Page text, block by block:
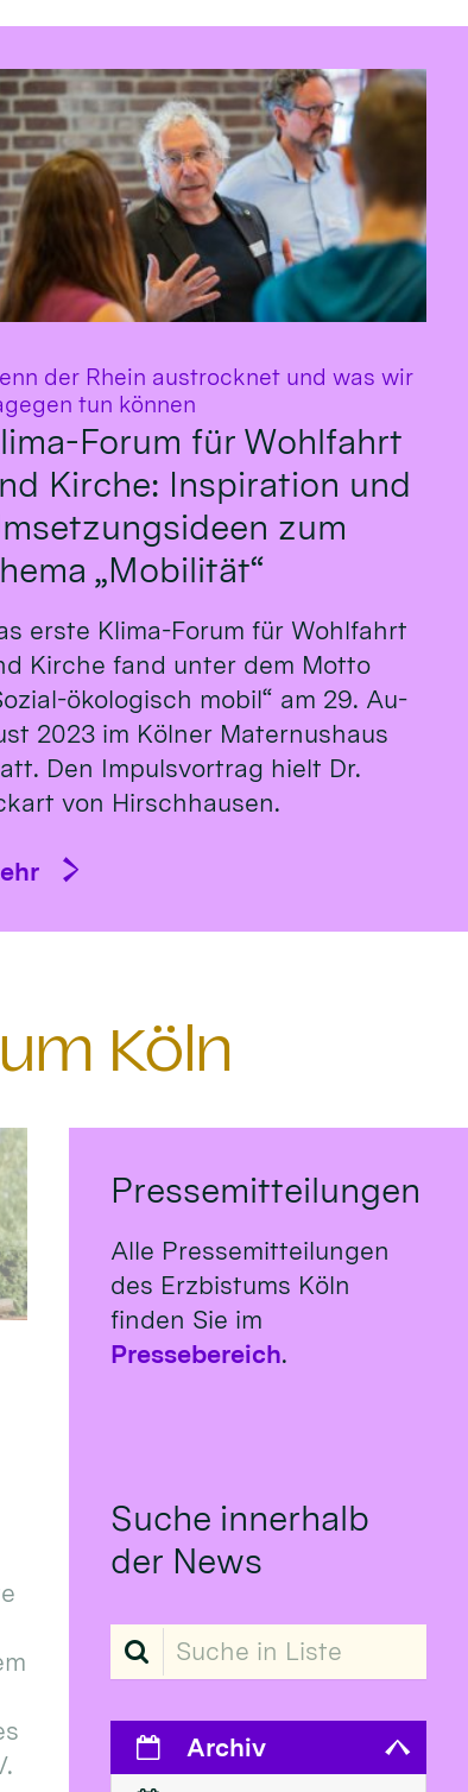
der Rhein austrocknet und was wir
tun können
Forum für Wohlfahrt
Kirche: Inspiration und
zum
„Mobilität“
erste Klima-Fo­rum für Wohl­fahrt
Kirche fand un­ter dem Mot­to
öko­logisch mo­bil“ am 29. Au­
2023 im Köl­ner Ma­ternus­haus
Den Impulsvortrag hielt Dr.
von Hirsch­hausen.
Köln
Pressemitteilungen
Alle Pressemitteilungen
des Erzbistums Köln
finden Sie im
Pressebereich.
Suche innerhalb
der News
Suche in Liste
Archiv